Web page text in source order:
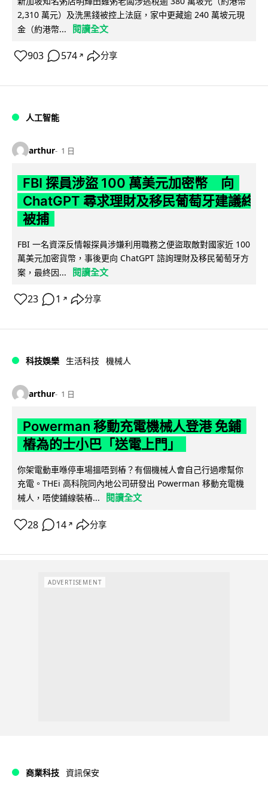
2,310 萬元）及洗黑錢被控上法庭，家中更藏逾 240 萬坡元現
金（約港幣...
閱讀全文
903 574 ↗ 分享
人工智能
arthur 1 日
FBI 探員涉盜 100 萬美元加密幣 向
ChatGPT 尋求理財及移民葡萄牙建議終
被捕
FBI 一名資深反情報探員涉嫌利用職務之便盜取敵對國家近 100
萬美元加密貨幣，事後更向 ChatGPT 諮詢理財及移民葡萄牙方
案，最終因...
閱讀全文
23 1 ↗ 分享
科技娛樂 生活科技 機械人
arthur 1 日
Powerman 移動充電機械人登港 免鋪
樁為的士小巴「送電上門」
你架電動車喺停車場搵唔到樁？有個機械人會自己行過嚟幫你
充電。THEi 高科院同內地公司研發出 Powerman 移動充電機
械人，唔使鋪線裝樁...
閱讀全文
28 14 ↗ 分享
ADVERTISEMENT
商業科技 資訊保安